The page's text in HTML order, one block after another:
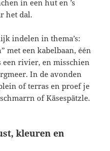
in een hut en ’s
het dal.
indelen in thema’s:
met een kabelbaan, één
een rivier, en misschien
In de avonden
of terras en proef je
of Käsespätzle.
kleuren en